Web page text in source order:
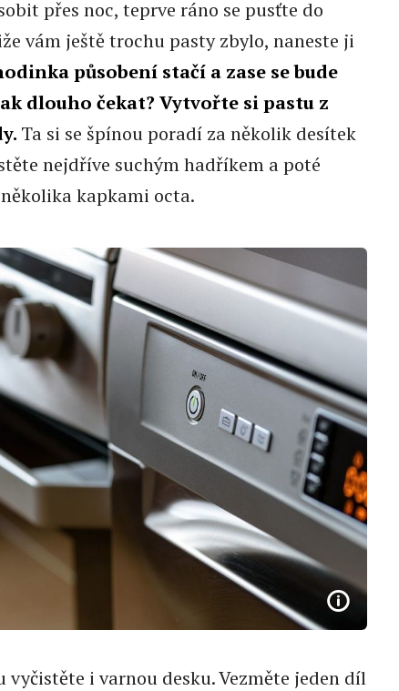
přes noc, teprve ráno se pusťte do
vám ještě trochu pasty zbylo, naneste ji
působení stačí a zase se bude
dlouho čekat? Vytvořte si pastu z
Ta si se špínou poradí za několik desítek
nejdříve suchým hadříkem a poté
kapkami octa.
i varnou desku. Vezměte jeden díl